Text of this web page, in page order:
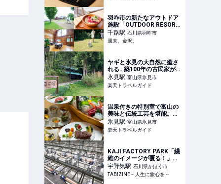
羽咋市の新たなアウトドア
施設「OUTDOOR RESORT
891」。キャンプやBBQ、
カフェ、ドッグランなど、
家族でのお出かけにぴった
千路駅 石川県羽咋市
週末、金沢。
ヤギと氷見の大自然に癒さ
れる…築100年の古民家が憩
いの場に「山の中のヤギカ
フェ 草の音」 【楽天トラベ
ル】
氷見駅 富山県氷見市
楽天トラベルガイド
温泉付きの特別室で富山の
美味と伝統工芸を堪能。
「ひみ栄和温泉元湯 民宿
叶」で大人旅 【楽天トラベ
ル】
氷見駅 富山県氷見市
楽天トラベルガイド
KAJI FACTORY PARK「繊
維のイメージが覆る！」国
内最大級の産業観光施設が
オープン！工場見学や限定
商品など見どころを大紹介 |
宇野気駅 石川県かほく市
TABIZINE～人生に旅心を～